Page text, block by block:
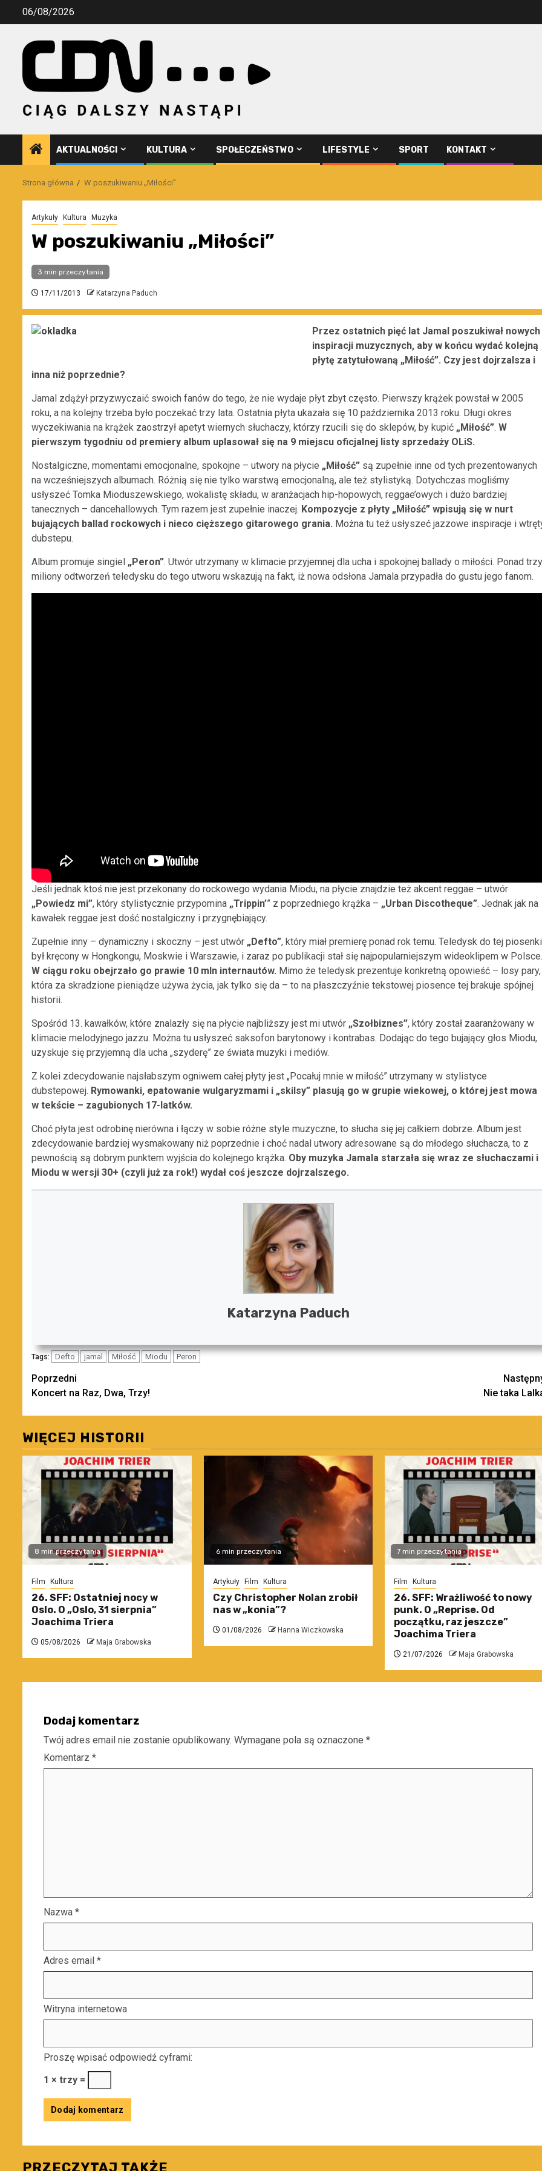
Przejdź06/08/2026
AKTUALNOŚCI KULTURA SPOŁECZEŃSTWO LIFESTYLE SPORT KONTAKT
Strona główna W poszukiwaniu „Miłości”
Artykuły Kultura Muzyka
W poszukiwaniu „Miłości”
3 min przeczytania
17/11/2013 Katarzyna Paduch
Przez ostatnich pięć lat Jamal poszukiwał nowych
inspiracji muzycznych, aby w końcu wydać kolejną
płytę zatytułowaną „Miłość”. Czy jest dojrzalsza i
inna niż poprzednie?
Jamal zdążył przyzwyczaić swoich fanów do tego, że nie wydaje płyt zbyt często. Pierwszy krążek powstał w 2005
roku, a na kolejny trzeba było poczekać trzy lata. Ostatnia płyta ukazała się 10 października 2013 roku. Długi okres
wyczekiwania na krążek zaostrzył apetyt wiernych słuchaczy, którzy rzucili się do sklepów, by kupić „Miłość”. W
pierwszym tygodniu od premiery album uplasował się na 9 miejscu oficjalnej listy sprzedaży OLiS.
Nostalgiczne, momentami emocjonalne, spokojne – utwory na płycie „Miłość” są zupełnie inne od tych prezentowanych
na wcześniejszych albumach. Różnią się nie tylko warstwą emocjonalną, ale też stylistyką. Dotychczas mogliśmy
usłyszeć Tomka Mioduszewskiego, wokalistę składu, w aranżacjach hip-hopowych, reggae’owych i dużo bardziej
tanecznych – dancehallowych. Tym razem jest zupełnie inaczej. Kompozycje z płyty „Miłość” wpisują się w nurt
bujających ballad rockowych i nieco cięższego gitarowego grania. Można tu też usłyszeć jazzowe inspiracje i
dubstepu.
Album promuje singiel „Peron”. Utwór utrzymany w klimacie przyjemnej dla ucha i spokojnej ballady o miłości. Ponad trzy
miliony odtworzeń teledysku do tego utworu wskazują na fakt, iż nowa odsłona Jamala przypadła do gustu jego fanom.
Jeśli jednak ktoś nie jest przekonany do rockowego wydania Miodu, na płycie znajdzie też akcent reggae – utwór
„Powiedz mi”, który stylistycznie przypomina „Trippin’” z poprzedniego krążka – „Urban Discotheque”. Jednak jak na
kawałek reggae jest dość nostalgiczny i przygnębiający.
Zupełnie inny – dynamiczny i skoczny – jest utwór „Defto”, który miał premierę ponad rok temu. Teledysk do tej piosenki
był kręcony w Hongkongu, Moskwie i Warszawie, i zaraz po publikacji stał się najpopularniejszym wideoklipem w Polsce.
W ciągu roku obejrzało go prawie 10 mln internautów. Mimo że teledysk prezentuje konkretną opowieść – losy pary,
która za skradzione pieniądze używa życia, jak tylko się da – to na płaszczyźnie tekstowej piosence tej brakuje spójnej
historii.
Spośród 13. kawałków, które znalazły się na płycie najbliższy jest mi utwór „Szołbiznes”, który został zaaranżowany w
klimacie melodyjnego jazzu. Można tu usłyszeć saksofon barytonowy i kontrabas. Dodając do tego bujający głos Miodu,
uzyskuje się przyjemną dla ucha „szyderę” ze świata muzyki i mediów.
Z kolei zdecydowanie najsłabszym ogniwem całej płyty jest „Pocałuj mnie w miłość” utrzymany w stylistyce
dubstepowej. Rymowanki, epatowanie wulgaryzmami i „skilsy” plasują go w grupie wiekowej, o której jest mowa
w tekście – zagubionych 17-latków.
Choć płyta jest odrobinę nierówna i łączy w sobie różne style muzyczne, to słucha się jej całkiem dobrze. Album jest
zdecydowanie bardziej wysmakowany niż poprzednie i choć nadal utwory adresowane są do młodego słuchacza, to z
pewnością są dobrym punktem wyjścia do kolejnego krążka. Oby muzyka Jamala starzała się wraz ze słuchaczami i
Miodu w wersji 30+ (czyli już za rok!) wydał coś jeszcze dojrzalszego.
Katarzyna Paduch
Tags: Defto jamal Miłość Miodu Peron
Zobacz
wpisy
Poprzedni
Koncert na Raz, Dwa, Trzy!
Nie taka
WIĘCEJ HISTORII
8 min przeczytania
Film Kultura
26. SFF: Ostatniej nocy w
Oslo. O „Oslo, 31 sierpnia”
Joachima Triera
05/08/2026 Maja Grabowska
6 min przeczytania
Artykuły Film Kultura
Czy Christopher Nolan zrobił
nas w „konia”?
01/08/2026 Hanna Wiczkowska
7 min przeczytania
Film Kultura
26. SFF: Wrażliwość to nowy
punk. O „Reprise. Od
początku, raz jeszcze”
Joachima Triera
21/07/2026 Maja Grabowska
Dodaj komentarz
Twój adres email nie zostanie opublikowany. Wymagane pola są oznaczone *
Komentarz *
Nazwa *
Adres email *
Witryna internetowa
Proszę wpisać odpowiedź cyframi:
1 × trzy =